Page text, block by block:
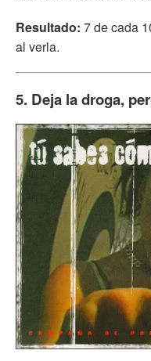
Resultado: 7 de cada
al verla.
5. Deja la droga,